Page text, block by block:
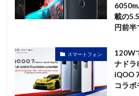
載の
円前半
スマートフォン
120W
ナドラ
iQOO
コラボ